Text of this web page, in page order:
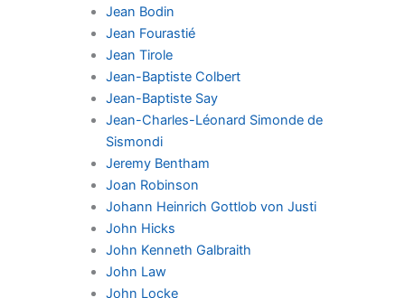
Jean Bodin
Jean Fourastié
Jean Tirole
Jean-Baptiste Colbert
Jean-Baptiste Say
Jean-Charles-Léonard Simonde de
Sismondi
Jeremy Bentham
Joan Robinson
Johann Heinrich Gottlob von Justi
John Hicks
John Kenneth Galbraith
John Law
John Locke